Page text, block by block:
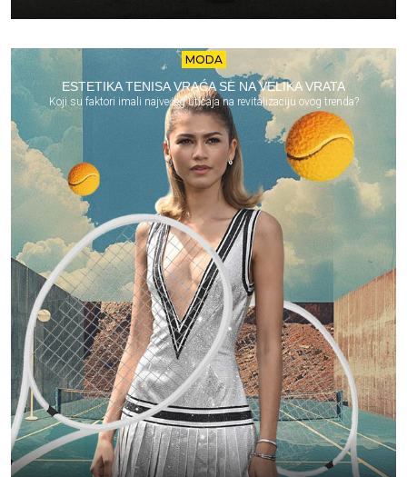
MODA
ESTETIKA TENISA VRAĆA SE NA VELIKA VRATA
Koji su faktori imali najvećeg uticaja na revitalizaciju ovog trenda?